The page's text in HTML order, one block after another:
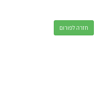
חזרה לפורום